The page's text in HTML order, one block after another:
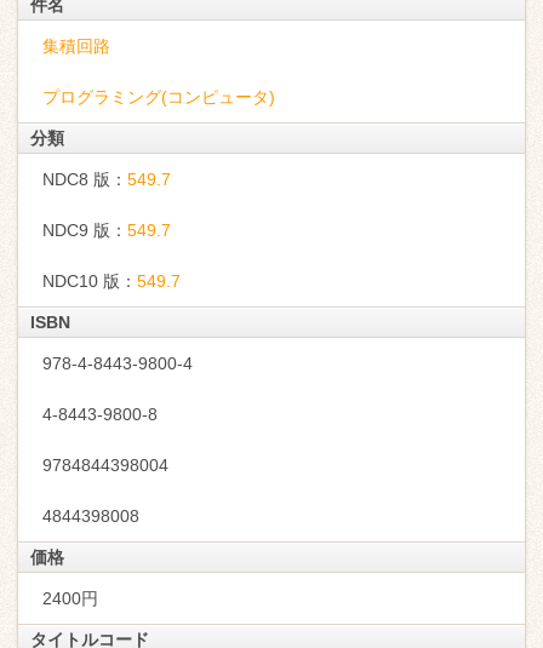
件名
集積回路
プログラミング(コンピュータ)
分類
NDC8 版： 549.7
NDC9 版： 549.7
NDC10 版： 549.7
ISBN
978-4-8443-9800-4
4-8443-9800-8
9784844398004
4844398008
価格
2400円
タイトルコード